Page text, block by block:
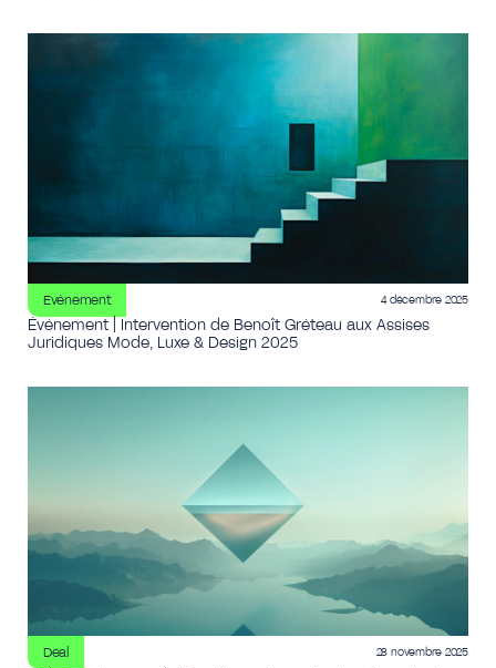
Evénement 4 décembre 2025
Événement | Intervention de Benoît Gréteau aux Assises
Juridiques Mode, Luxe & Design 2025
Deal 28 novembre 2025